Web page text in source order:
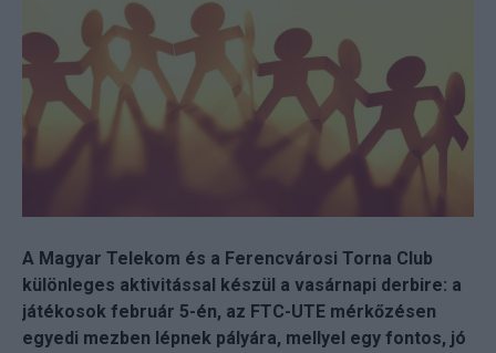
A Magyar Telekom és a Ferencvárosi Torna Club
különleges aktivitással készül a vasárnapi derbire: a
játékosok február 5-én, az FTC-UTE mérkőzésen
egyedi mezben lépnek pályára, mellyel egy fontos, jó